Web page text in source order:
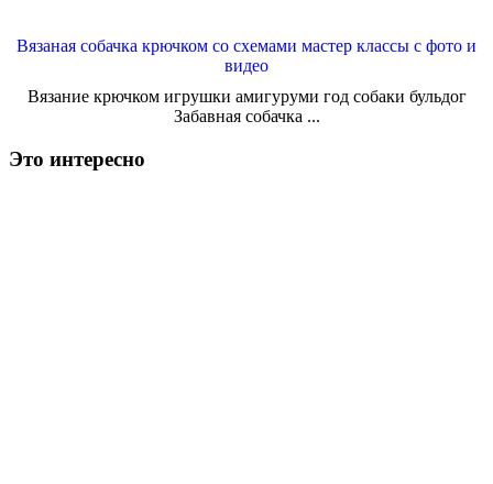
Вязаная собачка крючком со схемами мастер классы с фото и
видео
Вязание крючком игрушки амигуруми год собаки бульдог
Забавная собачка ...
Это интересно